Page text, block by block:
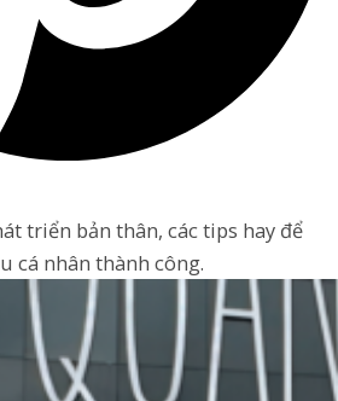
triển bản thân, các tips hay để
cá nhân thành công.